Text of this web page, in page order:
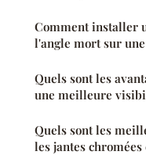
Comment installer
l'angle mort sur
Quels sont les
une meilleure
Quels sont les
les jantes